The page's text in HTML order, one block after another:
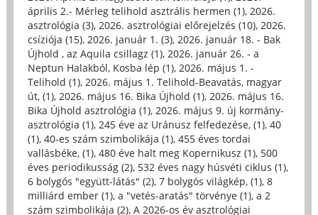
április 2.- Mérleg telihold asztrális hermen (1), 2026.
asztrológia (3), 2026. asztrológiai előrejelzés (10), 2026.
csíziója (15), 2026. január 1. (3), 2026. január 18. - Bak
Újhold , az Aquila csillagz (1), 2026. január 26. - a
Neptun Halakból, Kosba lép (1), 2026. május 1. -
Telihold (1), 2026. május 1. Telihold-Beavatás, magyar
út, (1), 2026. május 16. Bika Újhold (1), 2026. május 16.
Bika Újhold asztrológia (1), 2026. május 9. új kormány-
asztrológia (1), 245 éve az Uránusz felfedezése, (1), 40
(1), 40-es szám szimbolikája (1), 455 éves tordai
vallásbéke, (1), 480 éve halt meg Kopernikusz (1), 500
éves periodikusság (2), 532 éves nagy húsvéti ciklus (1),
6 bolygós "együtt-látás" (2), 7 bolygós világkép, (1), 8
milliárd ember (1), a "vetés-aratás" törvénye (1), a 2
szám szimbolikája (2), A 2026-os év asztrológiai